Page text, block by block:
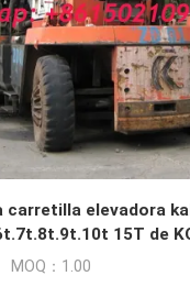
carretilla elevadora
15T de
HYSTER de la
MOQ：1.00